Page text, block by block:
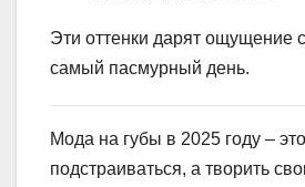
Эти оттенки дарят ощущение
самый пасмурный день.
Мода на губы в 2025 году –
подстраиваться, а творить